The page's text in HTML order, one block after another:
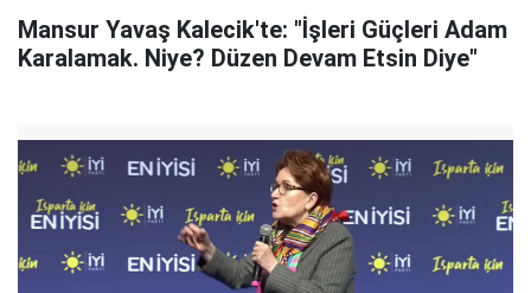
Mansur Yavaş Kalecik'te: "İşleri Güçleri Adam
Karalamak. Niye? Düzen Devam Etsin Diye"